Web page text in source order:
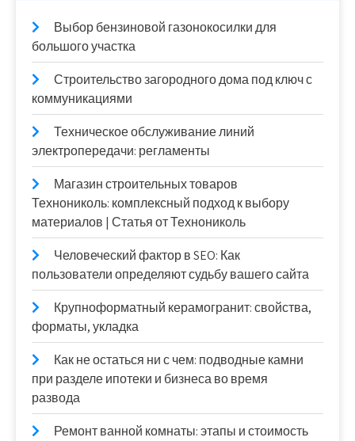
Выбор бензиновой газонокосилки для
большого участка
Строительство загородного дома под ключ с
коммуникациями
Техническое обслуживание линий
электропередачи: регламенты
Магазин строительных товаров
Технониколь: комплексный подход к выбору
материалов | Статья от Технониколь
Человеческий фактор в SEO: Как
пользователи определяют судьбу вашего сайта
Крупноформатный керамогранит: свойства,
форматы, укладка
Как не остаться ни с чем: подводные камни
при разделе ипотеки и бизнеса во время
развода
Ремонт ванной комнаты: этапы и стоимость